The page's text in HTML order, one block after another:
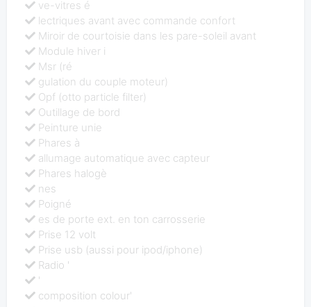
ve-vitres é
lectriques avant avec commande confort
Miroir de courtoisie dans les pare-soleil avant
Module hiver i
Msr (ré
gulation du couple moteur)
Opf (otto particle filter)
Outillage de bord
Peinture unie
Phares à
allumage automatique avec capteur
Phares halogè
nes
Poigné
es de porte ext. en ton carrosserie
Prise 12 volt
Prise usb (aussi pour ipod/iphone)
Radio '
'
composition colour'